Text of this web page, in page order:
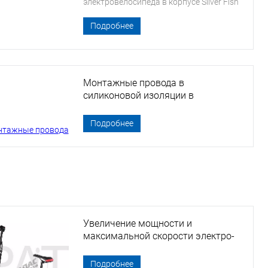
электровелосипеда в корпусе Silver Fish
Подробнее
Монтажные провода в
силиконовой изоляции в
Подробнее
Увеличение мощности и
максимальной скорости электро-
Подробнее